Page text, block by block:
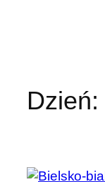
Dzień: